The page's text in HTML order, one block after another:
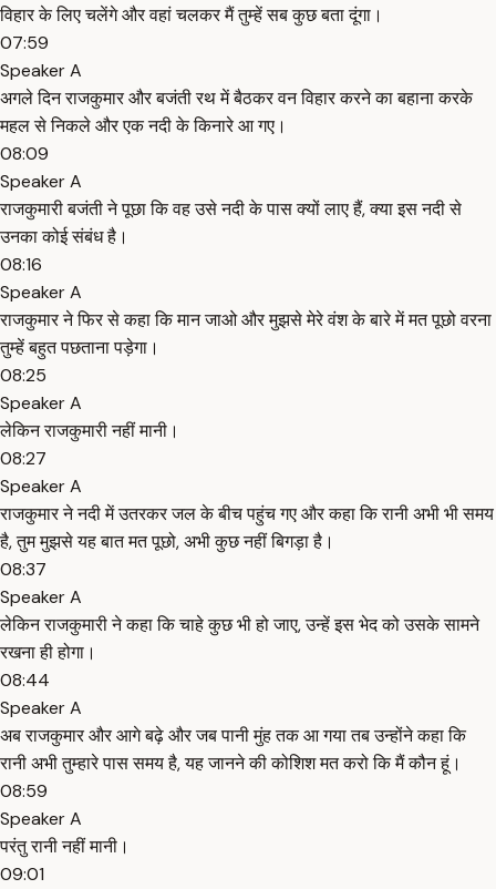
विहार के लिए चलेंगे और वहां चलकर मैं तुम्हें सब कुछ बता दूंगा।
07:59
Speaker A
अगले दिन राजकुमार और बजंती रथ में बैठकर वन विहार करने का बहाना करके
महल से निकले और एक नदी के किनारे आ गए।
08:09
Speaker A
राजकुमारी बजंती ने पूछा कि वह उसे नदी के पास क्यों लाए हैं, क्या इस नदी से
उनका कोई संबंध है।
08:16
Speaker A
राजकुमार ने फिर से कहा कि मान जाओ और मुझसे मेरे वंश के बारे में मत पूछो वरना
तुम्हें बहुत पछताना पड़ेगा।
08:25
Speaker A
लेकिन राजकुमारी नहीं मानी।
08:27
Speaker A
राजकुमार ने नदी में उतरकर जल के बीच पहुंच गए और कहा कि रानी अभी भी समय
है, तुम मुझसे यह बात मत पूछो, अभी कुछ नहीं बिगड़ा है।
08:37
Speaker A
लेकिन राजकुमारी ने कहा कि चाहे कुछ भी हो जाए, उन्हें इस भेद को उसके सामने
रखना ही होगा।
08:44
Speaker A
अब राजकुमार और आगे बढ़े और जब पानी मुंह तक आ गया तब उन्होंने कहा कि
रानी अभी तुम्हारे पास समय है, यह जानने की कोशिश मत करो कि मैं कौन हूं।
08:59
Speaker A
परंतु रानी नहीं मानी।
09:01